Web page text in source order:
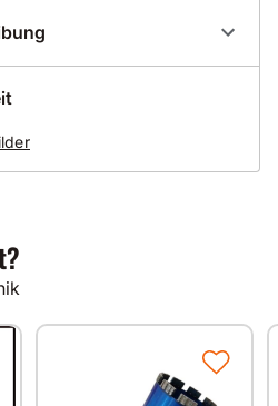
- 56660
Bohrmehls durch
IG